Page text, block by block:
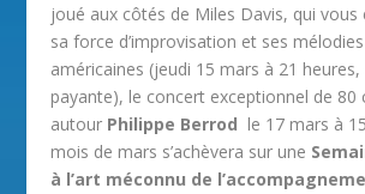
joué aux côtés de Miles Davis, qui vous
sa force d’improvisation et ses
américaines (jeudi 15 mars à 21
payante), le concert exceptionnel de 80
autour Philippe Berrod le 17 mars à
mois de mars s’achèvera sur une
à l’art méconnu de